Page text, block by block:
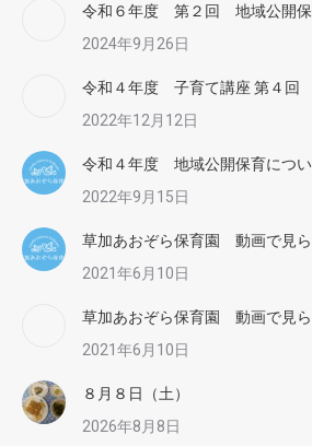
令和６年度 第２回 地域公開
2024年9月26日
令和４年度 子育て講座 第４回
2022年12月12日
令和４年度 地域公開保育につ
2022年9月15日
草加あおぞら保育園 動画で見
2021年6月10日
草加あおぞら保育園 動画で見
2021年6月10日
８月８日（土）
2026年8月8日